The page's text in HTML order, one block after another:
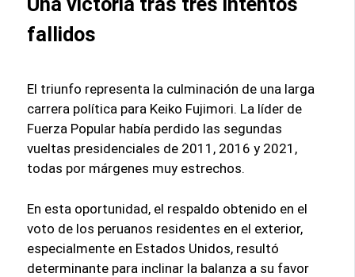
fallidos
El triunfo representa la culminación de una larga
carrera política para Keiko Fujimori. La líder de
Fuerza Popular había perdido las segundas
vueltas presidenciales de 2011, 2016 y 2021,
todas por márgenes muy estrechos.
En esta oportunidad, el respaldo obtenido en el
voto de los peruanos residentes en el exterior,
especialmente en Estados Unidos, resultó
determinante para inclinar la balanza a su favor